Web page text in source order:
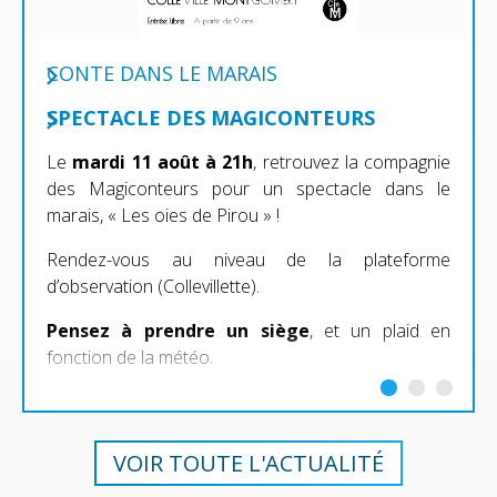
CONTE DANS LE MARAIS
SPECTACLE DES MAGICONTEURS
Le mardi 11 août à 21h, retrouvez la compagnie
des Magiconteurs pour un spectacle dans le
marais, « Les oies de Pirou » !
Rendez-vous au niveau de la plateforme
d’observation (Collevillette).
Pensez à prendre un siège, et un plaid en
fonction de la météo.
VOIR TOUTE L'ACTUALITÉ